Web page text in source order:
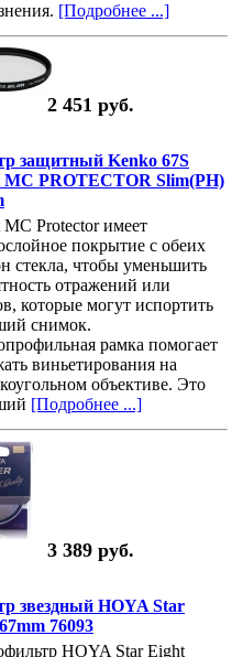
[Подробнее ...]
2 451 руб.
защитный Kenko 67S
MC PROTECTOR Slim(PH)
MC Protector имеет
покрытие с обеих
стекла, чтобы уменьшить
отражений или
которые могут испортить
снимок.
рамка помогает
виньетирования на
объективе. Это
[Подробнее ...]
3 389 руб.
звездный HOYA Star
76093
HOYA Star Eight